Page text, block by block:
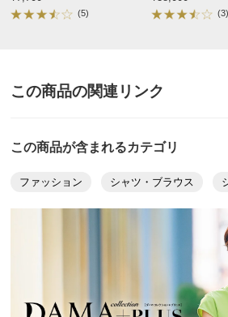
サイズを参考に掲載しています。
弱い手洗い出来ます。（
普段のサイズ : LL 購入したサイ
レンジ色で、少々イメージが異な
こういう透ける生地は合繊が多い
綿なので、すごく着心地さわやか
バーしてくれて、ヒジも隠れて嬉
(5)
ド はっ水加工 ダウ(3)
この商品の関連リンク
この商品が含まれるカテゴリ
ファッション シャツ・ブラウス